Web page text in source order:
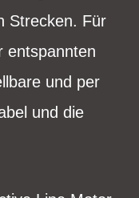
Strecken. Für
entspannten
und per
und die